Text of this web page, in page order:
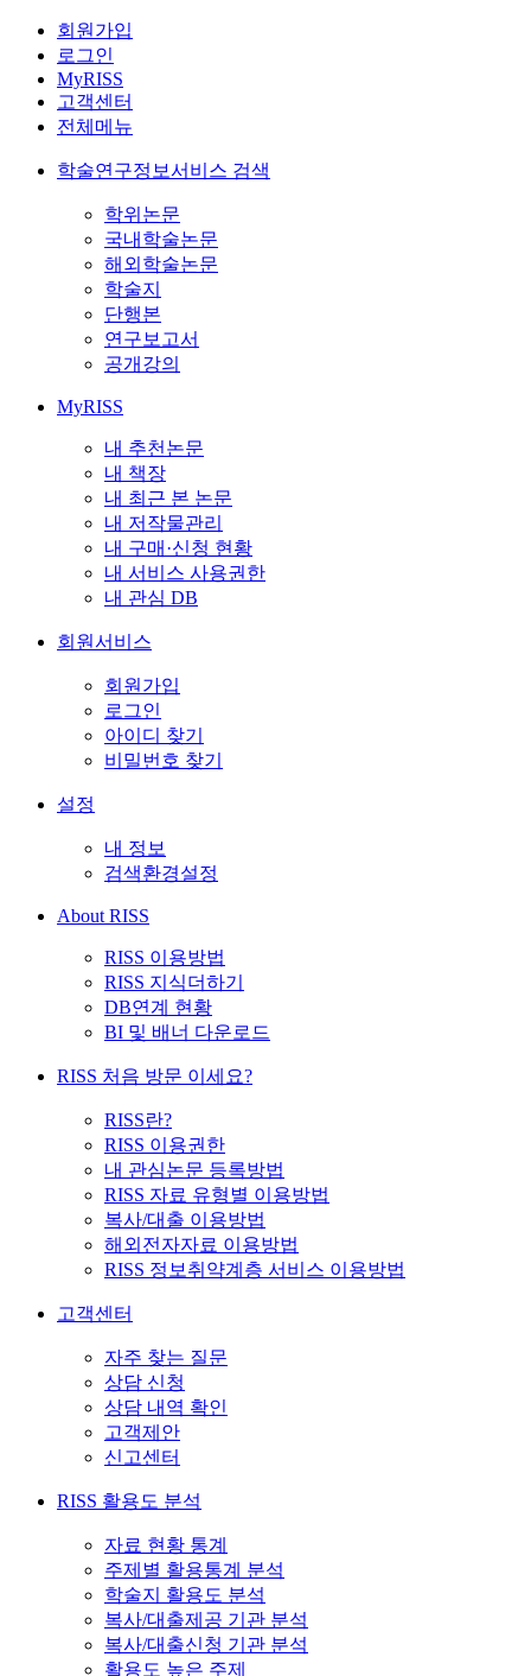
회원가입
로그인
MyRISS
고객센터
전체메뉴
학술연구정보서비스 검색
학위논문
국내학술논문
해외학술논문
학술지
단행본
연구보고서
공개강의
MyRISS
내 추천논문
내 책장
내 최근 본 논문
내 저작물관리
내 구매·신청 현황
내 서비스 사용권한
내 관심 DB
회원서비스
회원가입
로그인
아이디 찾기
비밀번호 찾기
설정
내 정보
검색환경설정
About RISS
RISS 이용방법
RISS 지식더하기
DB연계 현황
BI 및 배너 다운로드
RISS 처음 방문 이세요?
RISS란?
RISS 이용권한
내 관심논문 등록방법
RISS 자료 유형별 이용방법
복사/대출 이용방법
해외전자자료 이용방법
RISS 정보취약계층 서비스 이용방법
고객센터
자주 찾는 질문
상담 신청
상담 내역 확인
고객제안
신고센터
RISS 활용도 분석
자료 현황 통계
주제별 활용통계 분석
학술지 활용도 분석
복사/대출제공 기관 분석
복사/대출신청 기관 분석
활용도 높은 주제